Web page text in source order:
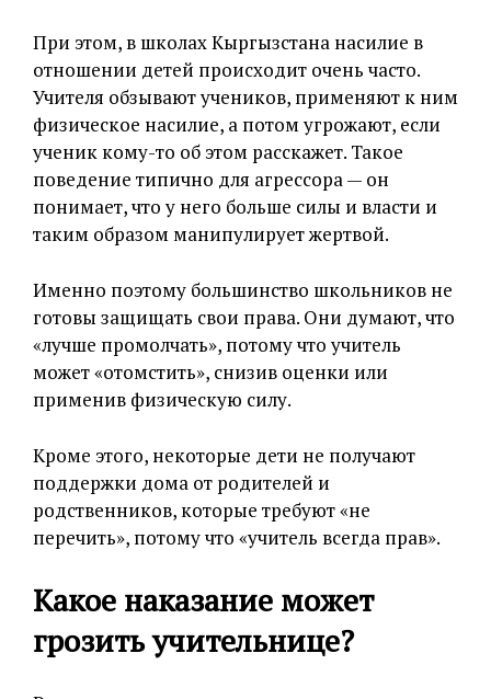
При этом, в школах Кыргызстана насилие в
отношении детей происходит очень часто.
Учителя обзывают учеников, применяют к ним
физическое насилие, а потом угрожают, если
ученик кому-то об этом расскажет. Такое
поведение типично для агрессора — он
понимает, что у него больше силы и власти и
таким образом манипулирует жертвой.
Именно поэтому большинство школьников не
готовы защищать свои права. Они думают, что
«лучше промолчать», потому что учитель
может «отомстить», снизив оценки или
применив физическую силу.
Кроме этого, некоторые дети не получают
поддержки дома от родителей и
родственников, которые требуют «не
перечить», потому что «учитель всегда прав».
Какое наказание может
грозить учительнице?